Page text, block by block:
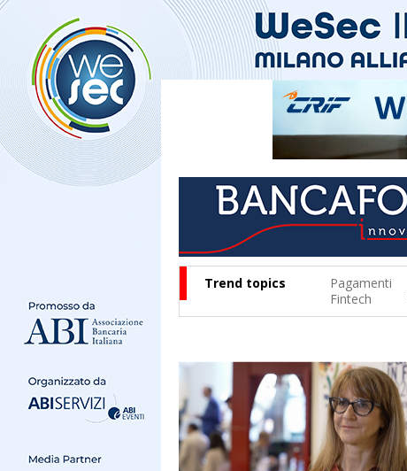
Trend topics Pagamenti
Fintech